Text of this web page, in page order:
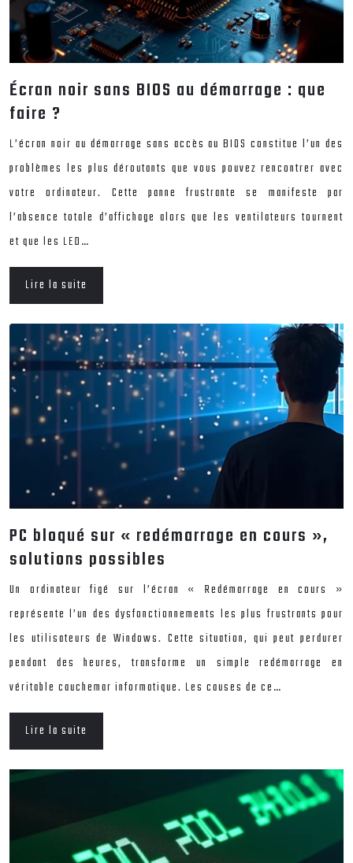
Écran noir sans BIOS au démarrage : que
faire ?
L’écran noir au démarrage sans accès au BIOS constitue l’un des
problèmes les plus déroutants que vous pouvez rencontrer avec
votre ordinateur. Cette panne frustrante se manifeste par
l’absence totale d’affichage alors que les ventilateurs tournent
et que les LED…
Lire la suite
PC bloqué sur « redémarrage en cours »,
solutions possibles
Un ordinateur figé sur l’écran « Redémarrage en cours »
représente l’un des dysfonctionnements les plus frustrants pour
les utilisateurs de Windows. Cette situation, qui peut perdurer
pendant des heures, transforme un simple redémarrage en
véritable cauchemar informatique. Les causes de ce…
Lire la suite